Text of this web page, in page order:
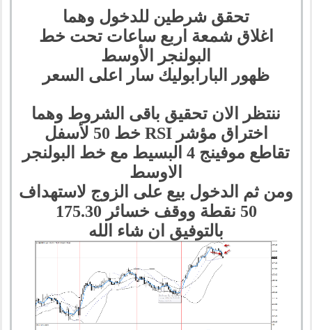
تحقق شرطين للدخول وهما
اغلاق شمعة اربع ساعات تحت خط
البولنجر الأوسط
ظهور البارابوليك سار اعلى السعر
ننتظر الان تحقيق باقى الشروط وهما
اختراق مؤشر RSI خط 50 لأسفل
تقاطع موفينج 4 البسيط مع خط البولنجر
الاوسط
ومن ثم الدخول بيع على الزوج لاستهداف
50 نقطة ووقف خسائر 175.30
بالتوفيق ان شاء الله